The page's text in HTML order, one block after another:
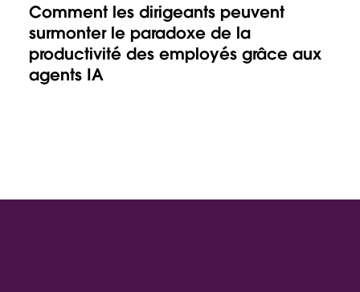
Comment les dirigeants peuvent
surmonter le paradoxe de la
productivité des employés grâce aux
agents IA